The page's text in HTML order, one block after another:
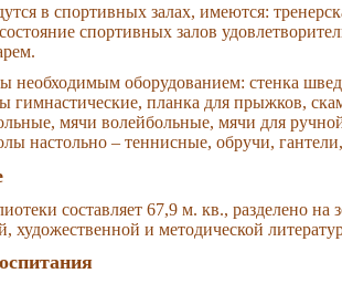
в спортивных залах, имеются:
спортивных залов
оборудованием: стенка
гимнастические, планка для прыжков,
мячи волейбольные, мячи для
настольно – теннисные, обручи,
составляет 67,9 м. кв., разделено на
художественной и методической